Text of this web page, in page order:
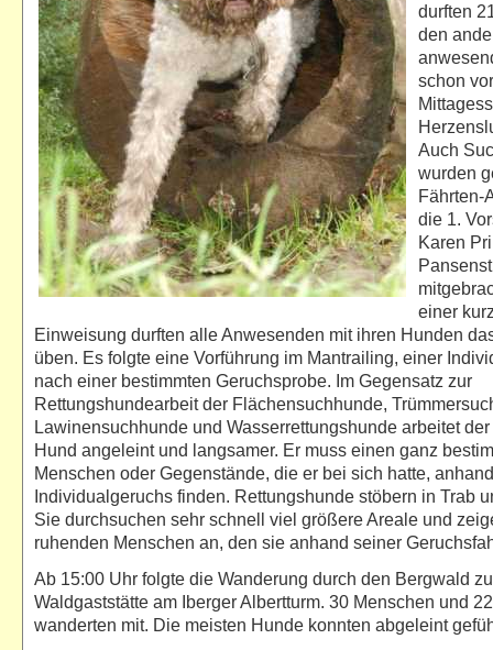
durften
den
schon
Auch
wurden
Fährten-
die 1.
Karen
einer
Einweisung durften alle Anwesenden mit ihren Hunden
üben. Es folgte eine Vorführung im Mantrailing, einer
nach einer bestimmten Geruchsprobe. Im Gegensatz zur
Rettungshundearbeit der Flächensuchhunde,
Lawinensuchhunde und Wasserrettungshunde arbeitet
Hund angeleint und langsamer. Er muss einen ganz
Menschen oder Gegenstände, die er bei sich hatte,
Individualgeruchs finden. Rettungshunde stöbern in Trab
Sie durchsuchen sehr schnell viel größere Areale und
ruhenden Menschen an, den sie anhand seiner
Ab 15:00 Uhr folgte die Wanderung durch den Bergwald
Waldgaststätte am Iberger Albertturm. 30 Menschen und
wanderten mit. Die meisten Hunde konnten abgeleint